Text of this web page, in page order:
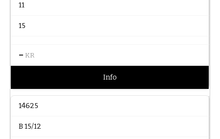
11
15
– KR
Info
14625
B 15/12